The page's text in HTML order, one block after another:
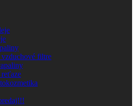
filtre